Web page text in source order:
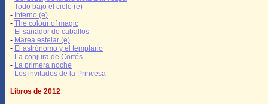
- Todo bajo el cielo (e)
- Inferno (e)
- The colour of magic
- El sanador de caballos
- Marea estelar (e)
- El astrónomo y el templario
- La conjura de Cortés
- La primera noche
- Los invitados de la Princesa
Libros de 2012